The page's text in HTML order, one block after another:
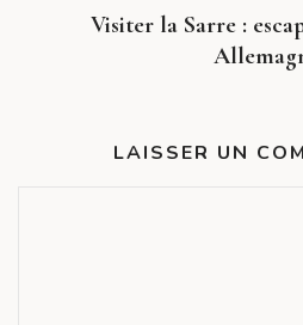
Visiter la Sarre :
LAISSER UN